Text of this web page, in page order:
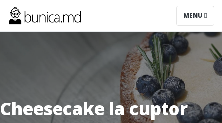
MENU
Cheesecake la cuptor